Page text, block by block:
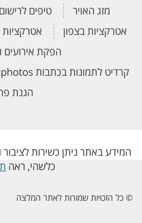
מזג האויר
טיפים
אטרקציות בצפון
אטרקציות
הפקת אירועים
קרדיט לתמונות בכתבות depositphotos
הגנת
המידע באתר ניתן כשירות
כלשהי, ראה
© כל הזכויות שמורות לאתר המלצה